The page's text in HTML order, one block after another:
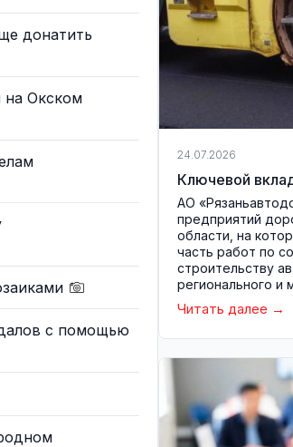
донатить
на Окском
с помощью
24.07.2026
Ключевой
АО
предприятий
области, на
часть работ по
строительству
регионального и
Читать далее